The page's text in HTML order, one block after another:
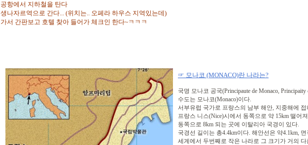
공항에서 지하철을 탄다
생나자르역으로 간다... (위치는.. 오페라 하우스 지역있는데)
가서 간판보고 호텔 찾아 들어가 체크인 한다~ㅋㅋㅋ
☞ 모나코 (MONACO)란 나라는?
국명 모나코 공국(Principaute de Monaco,
수도는 모나코(Monaco)이다.
서부유럽 국가로 프랑스의 남부 해안, 지중해에 접
프랑스 니스(Nice)시에서 동쪽으로 약 15km 떨어
동쪽으로 8km 되는 곳에 이탈리아 국경이 있다.
국경선 길이는 총4.4km이다. 해안선은 약4.1km, 면
세계에서 두번째로 작은 나라로 그 크기가 거의